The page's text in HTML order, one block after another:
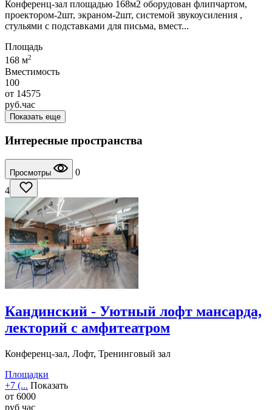
Конференц-зал площадью 168м2 оборудован флипчартом,
проектором-2шт, экраном-2шт, системой звукоусиления ,
стульями с подставками для письма, вмест...
Площадь
168 м2
Вместимость
100
от 14575
руб.час
Показать еще
Интересные пространства
Просмотры
0
4
Кандинский - Уютный лофт мансарда,
лекторий с амфитеатром
Конференц-зал, Лофт, Тренинговый зал
Площадки
+7 (... Показать
от 6000
руб час